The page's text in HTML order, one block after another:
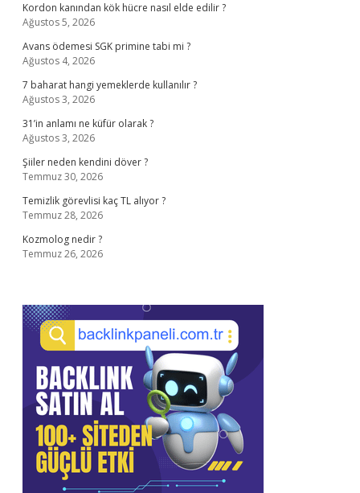
Kordon kanından kök hücre nasıl elde edilir ?
Ağustos 5, 2026
Avans ödemesi SGK primine tabi mi ?
Ağustos 4, 2026
7 baharat hangi yemeklerde kullanılır ?
Ağustos 3, 2026
31’in anlamı ne küfür olarak ?
Ağustos 3, 2026
Şiiler neden kendini döver ?
Temmuz 30, 2026
Temizlik görevlisi kaç TL alıyor ?
Temmuz 28, 2026
Kozmolog nedir ?
Temmuz 26, 2026